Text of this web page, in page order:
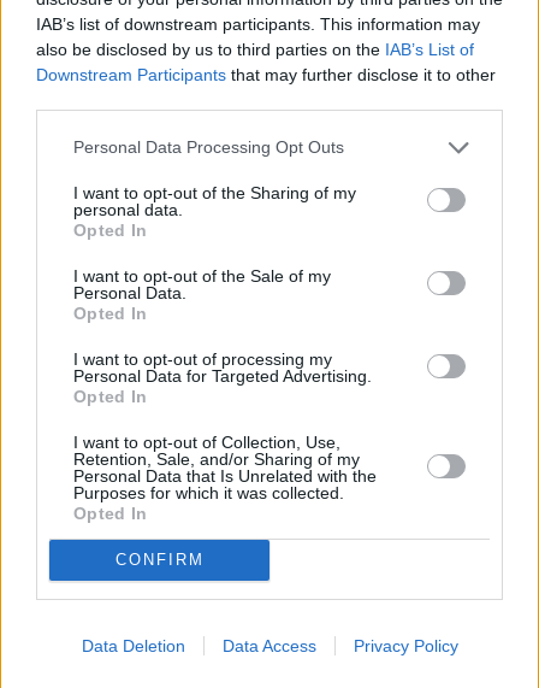
IAB’s list of downstream participants. This information may
also be disclosed by us to third parties on the IAB’s List of
Downstream Participants that may further disclose it to other
Personal Data Processing Opt Outs
I want to opt-out of the Sharing of my
personal data.
Opted In
I want to opt-out of the Sale of my
Personal Data.
Opted In
I want to opt-out of processing my
Personal Data for Targeted Advertising.
Opted In
I want to opt-out of Collection, Use,
Retention, Sale, and/or Sharing of my
Personal Data that Is Unrelated with the
Purposes for which it was collected.
Opted In
CONFIRM
Data Deletion Data Access Privacy Policy
έως τον Ιούνιο 2024, σε σχέση με την αντίστοιχη…
ΕΛΣΤΑΤ: Απότομο φρένο στην οικοδομή - Πτώση
ΟΙΚΟΝΟΜΊΑ 28 Αυγούστου, 2024
Μείωση κατά 19,6% παρουσίασε ο αριθμός των
οικοδομικών αδειών τον Μάιο 2024, σύμφωνα με τα στοιχεία της
Ελληνικής Στατιστικής Αρχής (ΕΛΣΤΑΤ) Ειδικότερα:…